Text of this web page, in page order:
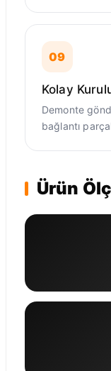
09
Kolay
Demonte
bağlantı
Ürün